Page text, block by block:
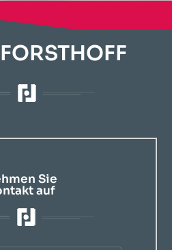
Sie
auf